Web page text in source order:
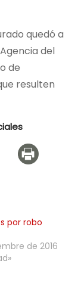
quedó a
del
de
resulten
por robo
de 2016